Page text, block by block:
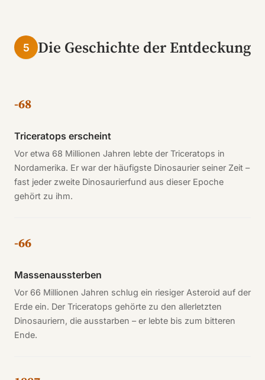
5 Die Geschichte der Entdeckung
-68
Triceratops erscheint
Vor etwa 68 Millionen Jahren lebte der Triceratops in
Nordamerika. Er war der häufigste Dinosaurier seiner Zeit –
fast jeder zweite Dinosaurierfund aus dieser Epoche
gehört zu ihm.
-66
Massenaussterben
Vor 66 Millionen Jahren schlug ein riesiger Asteroid auf der
Erde ein. Der Triceratops gehörte zu den allerletzten
Dinosauriern, die ausstarben – er lebte bis zum bitteren
Ende.